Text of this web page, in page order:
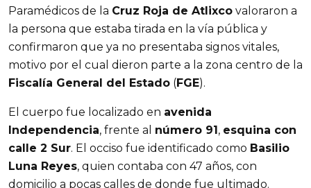
Paramédicos de la Cruz Roja de Atlixco valoraron a
la persona que estaba tirada en la vía pública y
confirmaron que ya no presentaba signos vitales,
motivo por el cual dieron parte a la zona centro de la
Fiscalía General del Estado (FGE).
El cuerpo fue localizado en avenida
Independencia, frente al número 91 , esquina con
calle 2 Sur. El occiso fue identificado como Basilio
Luna Reyes, quien contaba con 47 años, con
domicilio a pocas calles de donde fue ultimado.